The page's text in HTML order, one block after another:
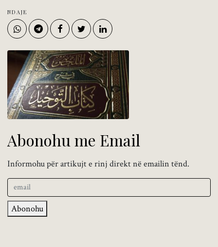
NDAJE
Abonohu me Email
Informohu për artikujt e rinj direkt në emailin tënd.
Abonohu